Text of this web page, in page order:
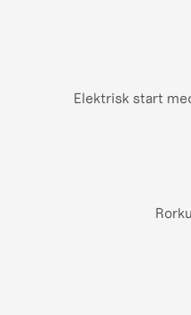
Elektrisk start